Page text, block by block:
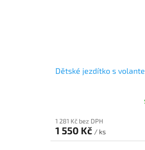
Dětské jezdítko s
1 281 Kč bez DPH
1 550 Kč / ks